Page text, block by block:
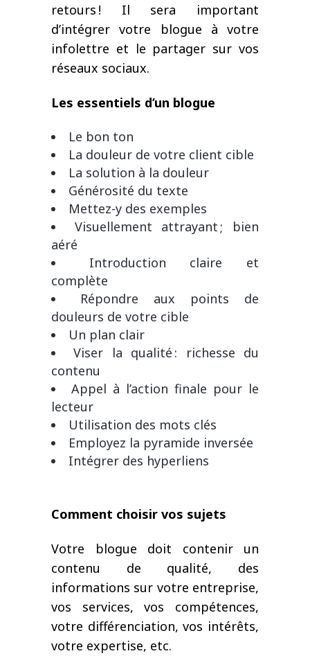
retours ! Il sera important
d’intégrer votre blogue à votre
infolettre et le partager sur vos
réseaux sociaux.
Les essentiels d’un blogue
Le bon ton
La douleur de votre client cible
La solution à la douleur
Générosité du texte
Mettez-y des exemples
Visuellement attrayant ; bien
aéré
Introduction claire et
complète
Répondre aux points de
douleurs de votre cible
Un plan clair
Viser la qualité : richesse du
contenu
Appel à l’action finale pour le
lecteur
Utilisation des mots clés
Employez la pyramide inversée
Intégrer des hyperliens
Comment choisir vos sujets
Votre blogue doit contenir un
contenu de qualité, des
informations sur votre entreprise,
vos services, vos compétences,
votre différenciation, vos intérêts,
votre expertise, etc.